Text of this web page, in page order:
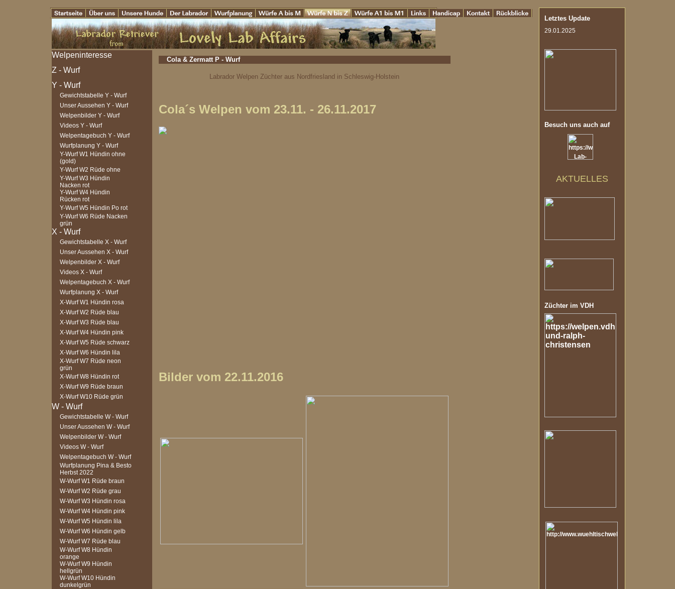
Gewichtstabelle Y - Wurf
Unser Aussehen Y - Wurf
Welpenbilder Y - Wurf
Videos Y - Wurf
Welpentagebuch Y - Wurf
Wurfplanung Y - Wurf
Y-Wurf W1 Hündin ohne
(gold)
Y-Wurf W2 Rüde ohne
Y-Wurf W3 Hündin
Nacken rot
Y-Wurf W4 Hündin
Rücken rot
Y-Wurf W5 Hündin Po rot
Y-Wurf W6 Rüde Nacken
grün
Gewichtstabelle X - Wurf
Unser Aussehen X - Wurf
Welpenbilder X - Wurf
Videos X - Wurf
Welpentagebuch X - Wurf
Wurfplanung X - Wurf
X-Wurf W1 Hündin rosa
X-Wurf W2 Rüde blau
X-Wurf W3 Rüde blau
X-Wurf W4 Hündin pink
X-Wurf W5 Rüde schwarz
X-Wurf W6 Hündin lila
X-Wurf W7 Rüde neon
grün
X-Wurf W8 Hündin rot
X-Wurf W9 Rüde braun
X-Wurf W10 Rüde grün
Gewichtstabelle W - Wurf
Unser Aussehen W - Wurf
Welpenbilder W - Wurf
Videos W - Wurf
Welpentagebuch W - Wurf
Wurfplanung Pina & Besto
Herbst 2022
W-Wurf W1 Rüde braun
W-Wurf W2 Rüde grau
W-Wurf W3 Hündin rosa
W-Wurf W4 Hündin pink
W-Wurf W5 Hündin lila
W-Wurf W6 Hündin gelb
W-Wurf W7 Rüde blau
W-Wurf W8 Hündin
orange
W-Wurf W9 Hündin
hellgrün
W-Wurf W10 Hündin
dunkelgrün
Cola & Zermatt P - Wurf
Labrador Welpen Züchter aus Nordfriesland in Schleswig-Holstein
Cola´s Welpen vom 23.11. - 26.11.2017
Bilder vom 22.11.2016
Letztes Update
29.01.2025
Besuch uns auch auf
AKTUELLES
Züchter im VDH